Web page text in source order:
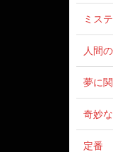
ミス
人間
夢に
奇妙
定番